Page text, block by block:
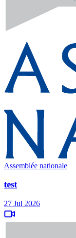
Assemblée nationale
test
27 Jul 2026